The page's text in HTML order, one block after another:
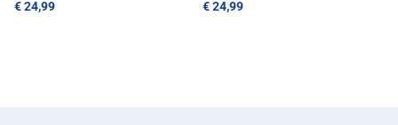
€ 24,99 € 24,99